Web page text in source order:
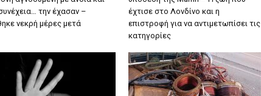
την έχασαν –
νεκρή μέρες μετά
έχτισε στο Λονδίνο και η
επιστροφή για να αντιμετωπίσει τις
κατηγορίες